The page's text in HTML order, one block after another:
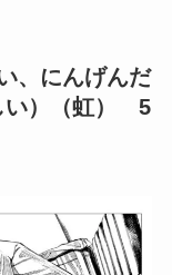
、にんげんだ
い）（虹） 5